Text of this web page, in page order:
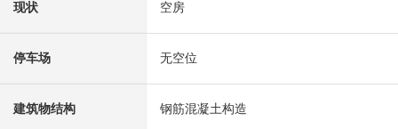
现状 空房
停车场 无空位
建筑物结构 钢筋混凝土构造